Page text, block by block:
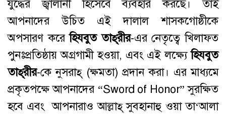
যুদ্ধের জ্বালানী হিসেবে ব্যবহার করছে। তাই
আপনাদের উচিত এই দালাল শাসকগোষ্ঠীকে
অপসারণ করেহিযবুত তাহ্রীর-এর নেতৃত্বে খিলাফত
পুনঃপ্রতিষ্ঠায় অগ্রগামী হওয়া, এবং এই লক্ষ্যেহিযবুত
তাহ্রীর-কে নুসরাহ্‌ (ক্ষমতা) প্রদান করা। এর মাধ্যমে
প্রকৃতপক্ষে আপনাদের “Sword of Honor” সুরক্ষিত
হবে এবং আপনারাও আল্লাহ্‌ সুবহানাহু ওয়া তা‘আলা